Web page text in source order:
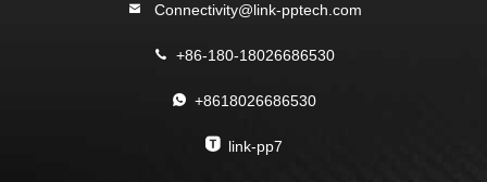
Connectivity@link-pptech.com
+86-180-18026686530
+8618026686530
link-pp7